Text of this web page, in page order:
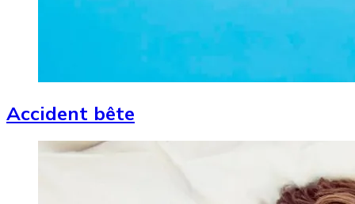
Accident bête
Image